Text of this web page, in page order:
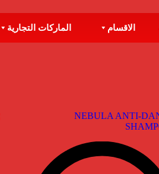
الاقسام الماركات التجارية